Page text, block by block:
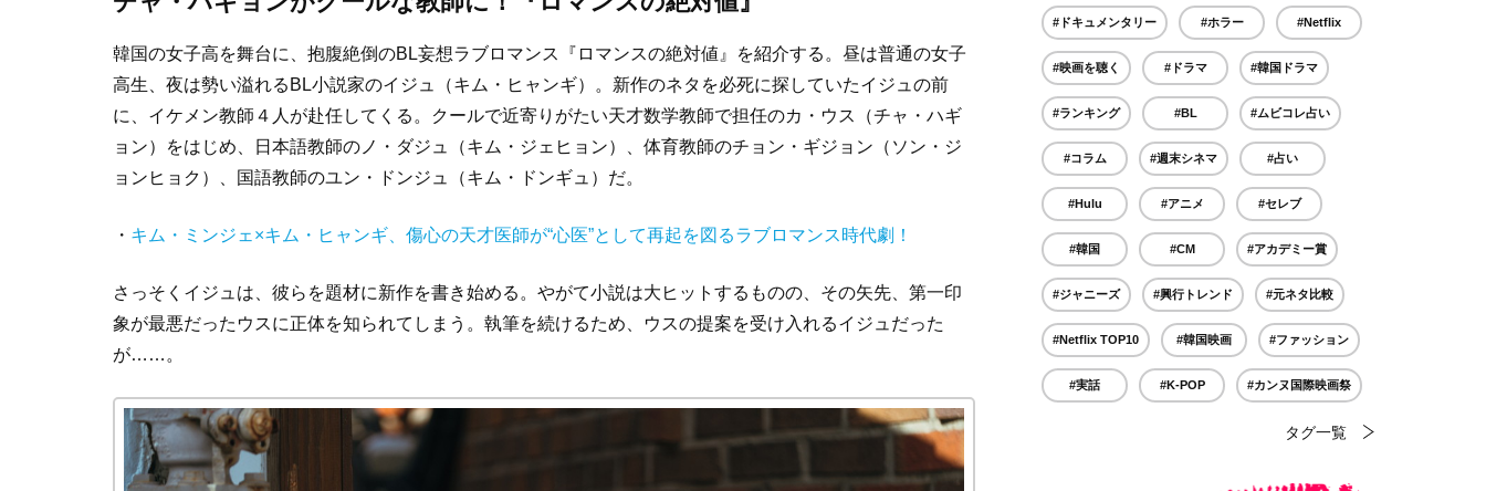
韓国の女子高を舞台に、抱腹絶倒のBL妄想ラブロマンス『ロマンスの絶対値』を紹介する。昼は普通の女子
高生、夜は勢い溢れるBL小説家のイジュ（キム・ヒャンギ）。新作のネタを必死に探していたイジュの前
に、イケメン教師４人が赴任してくる。クールで近寄りがたい天才数学教師で担任のカ・ウス（チャ・ハギ
ョン）をはじめ、日本語教師のノ・ダジュ（キム・ジェヒョン）、体育教師のチョン・ギジョン（ソン・ジ
ョンヒョク）、国語教師のユン・ドンジュ（キム・ドンギュ）だ。
・ キム・ミンジェ×キム・ヒャンギ、傷心の天才医師が“心医”として再起を図るラブロマンス時代劇！
さっそくイジュは、彼らを題材に新作を書き始める。やがて小説は大ヒットするものの、その矢先、第一印
象が最悪だったウスに正体を知られてしまう。執筆を続けるため、ウスの提案を受け入れるイジュだった
が……。
#ドキュメンタリー #ホラー #Netflix
#映画を聴く #ドラマ #韓国ドラマ
#ランキング #BL #ムビコレ占い
#コラム #週末シネマ #占い
#Hulu #アニメ #セレブ
#韓国 #CM #アカデミー賞
#ジャニーズ #興行トレンド #元ネタ比較
#Netflix TOP10 #韓国映画 #ファッション
#実話 #K-POP #カンヌ国際映画祭
タグ一覧